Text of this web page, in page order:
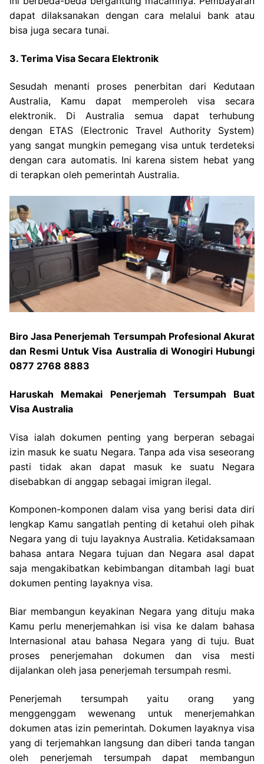
dapat dilaksanakan dengan cara melalui bank atau
bisa juga secara tunai.
3. Terima Visa Secara Elektronik
Sesudah menanti proses penerbitan dari Kedutaan
Australia, Kamu dapat memperoleh visa secara
elektronik. Di Australia semua dapat terhubung
dengan ETAS (Electronic Travel Authority System)
yang sangat mungkin pemegang visa untuk terdeteksi
dengan cara automatis. Ini karena sistem hebat yang
di terapkan oleh pemerintah Australia.
Biro Jasa Penerjemah Tersumpah Profesional Akurat
dan Resmi Untuk Visa Australia di Wonogiri Hubungi
0877 2768 8883
Haruskah Memakai Penerjemah Tersumpah Buat
Visa Australia
Visa ialah dokumen penting yang berperan sebagai
izin masuk ke suatu Negara. Tanpa ada visa seseorang
pasti tidak akan dapat masuk ke suatu Negara
disebabkan di anggap sebagai imigran ilegal.
Komponen-komponen dalam visa yang berisi data diri
lengkap Kamu sangatlah penting di ketahui oleh pihak
Negara yang di tuju layaknya Australia. Ketidaksamaan
bahasa antara Negara tujuan dan Negara asal dapat
saja mengakibatkan kebimbangan ditambah lagi buat
dokumen penting layaknya visa.
Biar membangun keyakinan Negara yang dituju maka
Kamu perlu menerjemahkan isi visa ke dalam bahasa
Internasional atau bahasa Negara yang di tuju. Buat
proses penerjemahan dokumen dan visa mesti
dijalankan oleh jasa penerjemah tersumpah resmi.
Penerjemah tersumpah yaitu orang yang
menggenggam wewenang untuk menerjemahkan
dokumen atas izin pemerintah. Dokumen layaknya visa
yang di terjemahkan langsung dan diberi tanda tangan
oleh penerjemah tersumpah dapat membangun